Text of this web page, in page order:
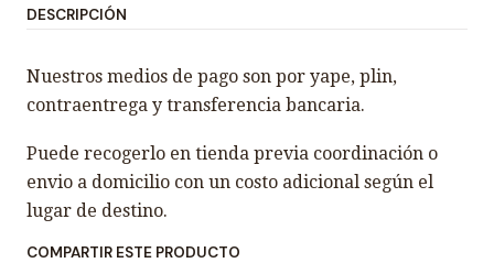
i
a
d
DESCRIPCIÓN
Nuestros medios de pago son por yape, plin,
contraentrega y transferencia bancaria.
Puede recogerlo en tienda previa coordinación o
envio a domicilio con un costo adicional según el
lugar de destino.
COMPARTIR ESTE PRODUCTO